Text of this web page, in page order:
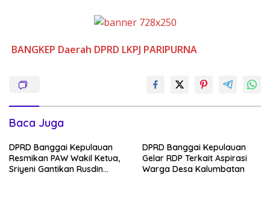
BANGKEP Daerah DPRD LKPJ PARIPURNA
Baca Juga
DPRD Banggai Kepulauan
Resmikan PAW Wakil Ketua,
Sriyeni Gantikan Rusdin
DPRD Banggai Kepulauan
Gelar RDP Terkait Aspirasi
Warga Desa Kalumbatan